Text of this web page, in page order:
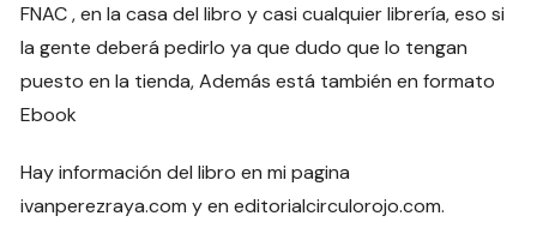
FNAC , en la casa del libro y casi cualquier librería, eso si
la gente deberá pedirlo ya que dudo que lo tengan
puesto en la tienda, Además está también en formato
Ebook
Hay información del libro en mi pagina
ivanperezraya.com y en editorialcirculorojo.com.